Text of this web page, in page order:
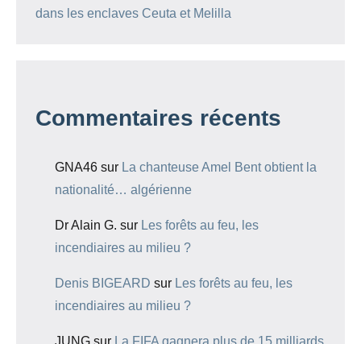
dans les enclaves Ceuta et Melilla
Commentaires récents
GNA46 sur La chanteuse Amel Bent obtient la
nationalité… algérienne
Dr Alain G. sur Les forêts au feu, les
incendiaires au milieu ?
Denis BIGEARD sur Les forêts au feu, les
incendiaires au milieu ?